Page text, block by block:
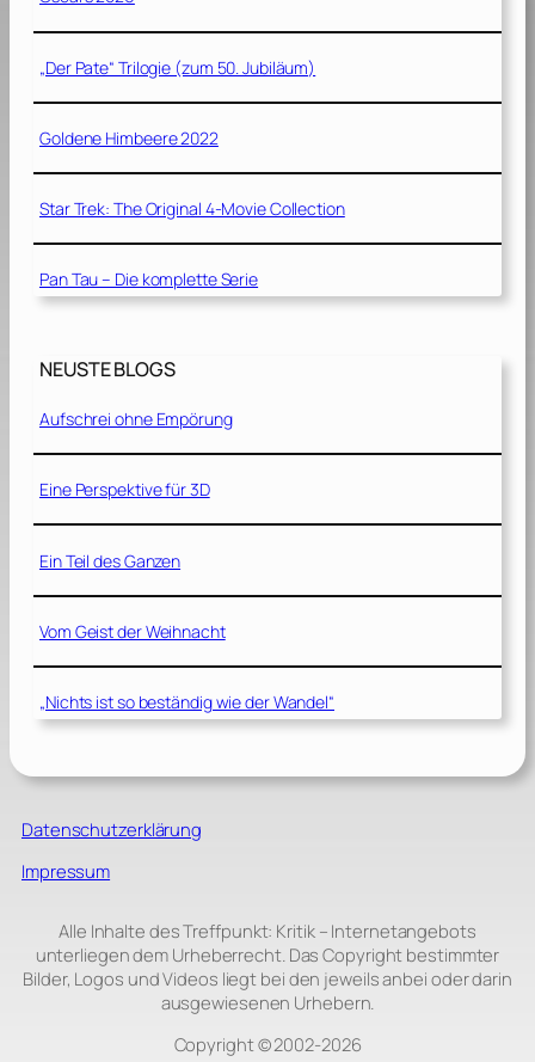
„Der Pate“ Trilogie (zum 50. Jubiläum)
Goldene Himbeere 2022
Star Trek: The Original 4-Movie Collection
Pan Tau – Die komplette Serie
NEUSTE BLOGS
Aufschrei ohne Empörung
Eine Perspektive für 3D
Ein Teil des Ganzen
Vom Geist der Weihnacht
„Nichts ist so beständig wie der Wandel“
Datenschutzerklärung
Impressum
Alle Inhalte des Treffpunkt: Kritik – Internetangebots
unterliegen dem Urheberrecht. Das Copyright bestimmter
Bilder, Logos und Videos liegt bei den jeweils anbei oder darin
ausgewiesenen Urhebern.
Copyright © 2002‑2026